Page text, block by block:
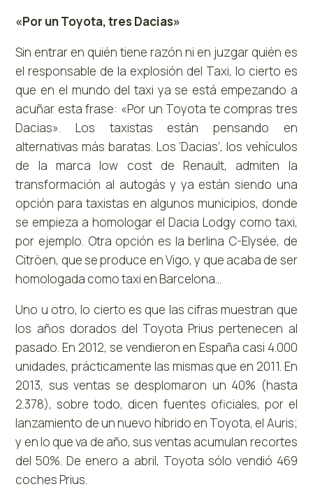
«Por un Toyota, tres Dacias»
Sin entrar en quién tiene razón ni en juzgar quién es
el responsable de la explosión del Taxi, lo cierto es
que en el mundo del taxi ya se está empezando a
acuñar esta frase: «Por un Toyota te compras tres
Dacias». Los taxistas están pensando en
alternativas más baratas. Los ‘Dacias’, los vehículos
de la marca low cost de Renault, admiten la
transformación al autogás y ya están siendo una
opción para taxistas en algunos municipios, donde
se empieza a homologar el Dacia Lodgy como taxi,
por ejemplo. Otra opción es la berlina C-Elysée, de
Citröen, que se produce en Vigo, y que acaba de ser
homologada como taxi en Barcelona…
Uno u otro, lo cierto es que las cifras muestran que
los años dorados del Toyota Prius pertenecen al
pasado. En 2012, se vendieron en España casi 4.000
unidades, prácticamente las mismas que en 2011. En
2013, sus ventas se desplomaron un 40% (hasta
2.378), sobre todo, dicen fuentes oficiales, por el
lanzamiento de un nuevo híbrido en Toyota, el Auris;
y en lo que va de año, sus ventas acumulan recortes
del 50%. De enero a abril, Toyota sólo vendió 469
coches Prius.